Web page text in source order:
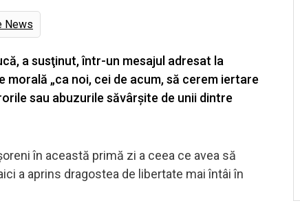
News
a susţinut, într-un mesajul adresat la
„ca noi, cei de acum, să cerem iertare
sau abuzurile săvârșite de unii dintre
în această primă zi a ceea ce avea să
a aprins dragostea de libertate mai întâi în